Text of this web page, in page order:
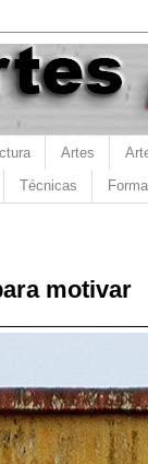
Artes
Técnicas
motivar